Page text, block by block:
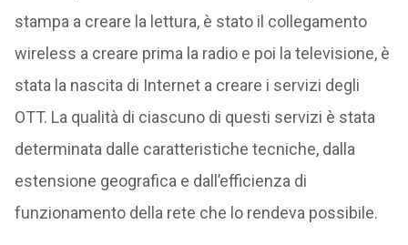
stampa a creare la lettura, è stato il collegamento
wireless a creare prima la radio e poi la televisione, è
stata la nascita di Internet a creare i servizi degli
OTT. La qualità di ciascuno di questi servizi è stata
determinata dalle caratteristiche tecniche, dalla
estensione geografica e dall’efficienza di
funzionamento della rete che lo rendeva possibile.